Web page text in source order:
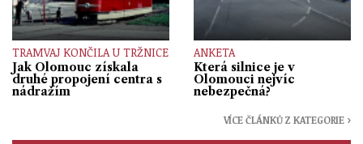
TRAMVAJ KONČILA U TRŽNICE
Jak Olomouc získala
druhé propojení centra s
nádražím
ANKETA
Která silnice je v
Olomouci nejvíc
nebezpečná?
VÍCE ČLÁNKŮ Z KATEGORIE ›